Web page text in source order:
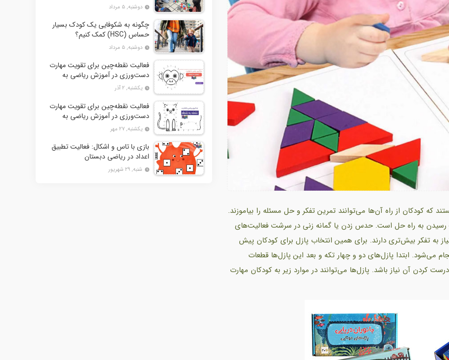
که کودکان از راه آن‌ها می‌توانند تمرین تفکر و حل مسئله را بیاموزند.
رسیدن به راه حل است. حدس زدن یا گمانه زنی در سرشت فعالیت‌های
به تفکر بیش‌تری دارند. برای همین انتخاب پازل برای کودکان پیش
می‌شود. ابتدا پازل‌های دو و چهار تکه و بعد این پازل‌ها قطعات
کردن آن نیاز باشد. پازل‌ها می‌توانند در موارد زیر به کودکان مهارت
دوشنبه, ۵ مرداد
چگونه به شکوفایی یک کودک بسیار
حساس (HSC) کمک کنیم؟
دوشنبه, ۵ مرداد
فعالیت نقطه‌چین برای تقویت مهارت
دست‌ورزی در آموزش ریاضی به
یکشنبه, ۲ آذر
فعالیت نقطه‌چین برای تقویت مهارت
دست‌ورزی در آموزش ریاضی به
کودکان+ 10 کاربرگ فعالیت
یکشنبه, ۲۷ مهر
بازی با تاس و اشکال: فعالیت تطبیق
اعداد در ریاضی دبستان
شنبه, ۲۹ شهریور